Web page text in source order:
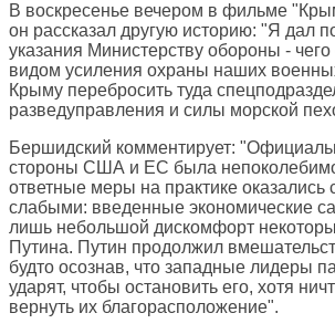
В воскресенье вечером в фильме
он рассказал другую историю: "Я дал
указания Министерству обороны -
видом усиления охраны наших
Крыму перебросить туда
разведуправления и силы морской
Бершидский комментирует:
стороны США и ЕС была
ответные меры на практике оказались
слабыми: введенные экономические
лишь небольшой дискомфорт
Путина. Путин продолжил
будто осознав, что западные лидеры
ударят, чтобы остановить его, хотя
вернуть их благорасположение".